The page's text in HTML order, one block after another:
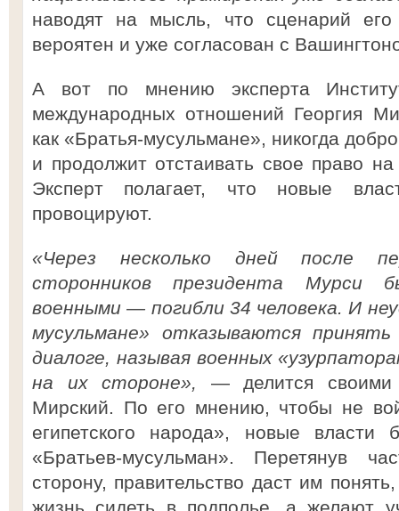
наводят на мысль, что сценарий
вероятен и уже согласован с
А вот по мнению эксперта
международных отношений Георгия
как «Братья-мусульмане», никогда
и продолжит отстаивать свое право
Эксперт полагает, что новые
провоцируют.
«Через несколько дней после
сторонников президента Мурси
военными — погибли 34 человека. И
мусульмане» отказываются
диалоге, называя военных
на их стороне», — делится своими
Мирский. По его мнению, чтобы не
египетского народа», новые власти
«Братьев-мусульман». Перетянув
сторону, правительство даст им